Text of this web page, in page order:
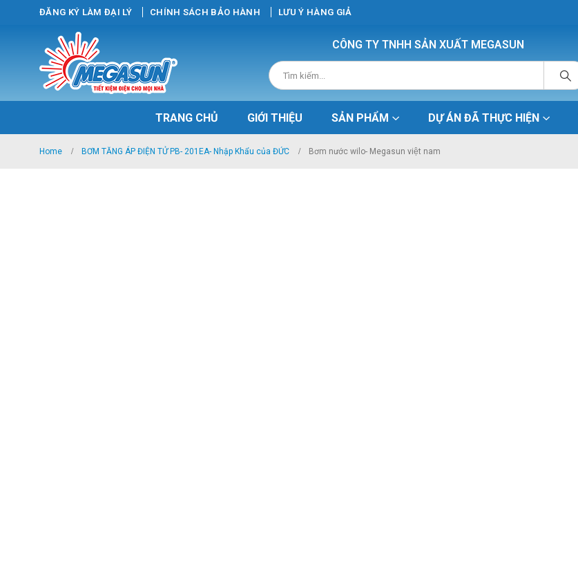
ĐĂNG KÝ LÀM ĐẠI LÝ CHÍNH SÁCH BẢO HÀNH LƯU Ý HÀNG GIẢ
CÔNG TY TNHH SẢN XUẤT MEGASUN
TRANG CHỦ GIỚI THIỆU SẢN PHẨM DỰ ÁN ĐÃ THỰC HIỆN
Home BƠM TĂNG ÁP ĐIỆN TỬ PB- 201EA- Nhập Khẩu của ĐỨC Bơm nước wilo- Megasun việt nam